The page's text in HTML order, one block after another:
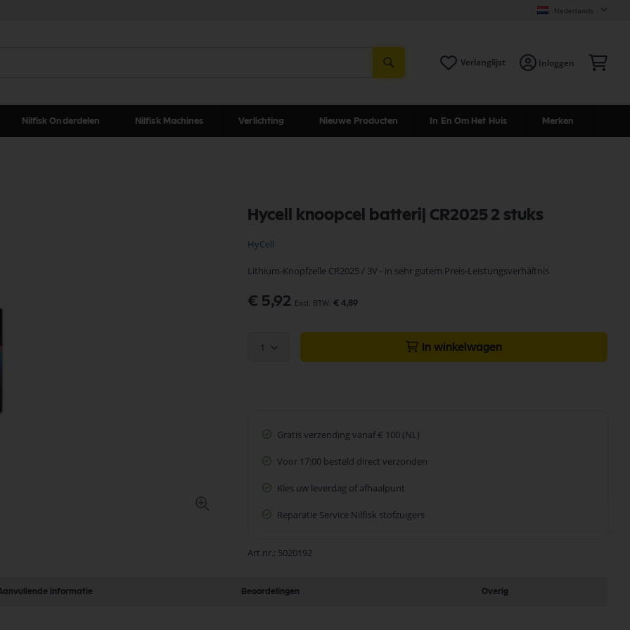
Nederlands
Verlanglijst Inloggen
Nilfisk Onderdelen Nilfisk Machines Verlichting Nieuwe Producten In En Om Het Huis Merken
Hycell knoopcel batterij CR2025 2 stuks
HyCell
Lithium-Knopfzelle CR2025 / 3V - in sehr gutem Preis-Leistungsverhältnis
€ 5,92 € 4,89
1 In winkelwagen
Gratis verzending vanaf € 100 (NL)
Voor 17:00 besteld direct verzonden
Kies uw leverdag of afhaalpunt
Reparatie Service Nilfisk stofzuigers
Art.nr. 5020192
informatie Beoordelingen Overig